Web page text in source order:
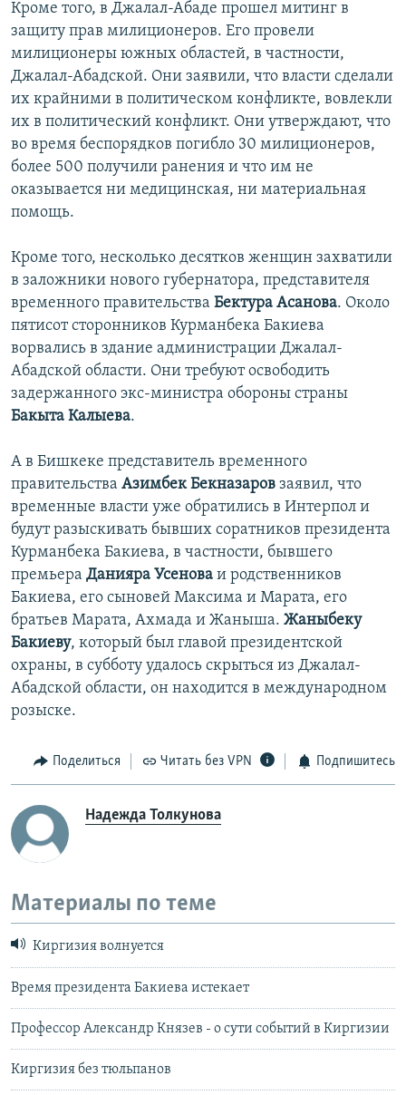
Кроме того, в Джалал-Абаде прошел митинг в
защиту прав милиционеров. Его провели
милиционеры южных областей, в частности,
Джалал-Абадской. Они заявили, что власти сделали
их крайними в политическом конфликте, вовлекли
их в политический конфликт. Они утверждают, что
во время беспорядков погибло 30 милиционеров,
более 500 получили ранения и что им не
оказывается ни медицинская, ни материальная
помощь.
Кроме того, несколько десятков женщин захватили
в заложники нового губернатора, представителя
временного правительства Бектура Асанова. Около
пятисот сторонников Курманбека Бакиева
ворвались в здание администрации Джалал-
Абадской области. Они требуют освободить
задержанного экс-министра обороны страны
Бакыта Калыева.
А в Бишкеке представитель временного
правительства Азимбек Бекназаров заявил, что
временные власти уже обратились в Интерпол и
будут разыскивать бывших соратников президента
Курманбека Бакиева, в частности, бывшего
премьера Данияра Усенова и родственников
Бакиева, его сыновей Максима и Марата, его
братьев Марата, Ахмада и Жаныша. Жаныбеку
Бакиеву, который был главой президентской
охраны, в субботу удалось скрыться из Джалал-
Абадской области, он находится в международном
розыске.
Поделиться Читать без VPN Подпишитесь
Надежда Толкунова
Материалы по теме
Киргизия волнуется
Время президента Бакиева истекает
Профессор Александр Князев - о сути событий в Киргизии
Киргизия без тюльпанов